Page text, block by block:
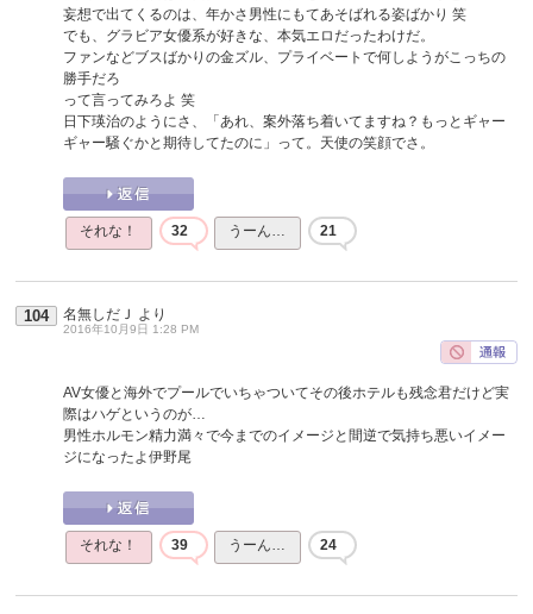
妄想で出てくるのは、年かさ男性にもてあそばれる姿ばかり 笑
でも、グラビア女優系が好きな、本気エロだったわけだ。
ファンなどブスばかりの金ズル、プライベートで何しようがこっちの
勝手だろ
って言ってみろよ 笑
日下瑛治のようにさ、「あれ、案外落ち着いてますね？もっとギャー
ギャー騒ぐかと期待してたのに」って。天使の笑顔でさ。
それな！ 32 うーん… 21
104 名無しだＪ より
2016年10月9日 1:28 PM
AV女優と海外でプールでいちゃついてその後ホテルも残念君だけど実
際はハゲというのが…
男性ホルモン精力満々で今までのイメージと間逆で気持ち悪いイメー
ジになったよ伊野尾
それな！ 39 うーん… 24